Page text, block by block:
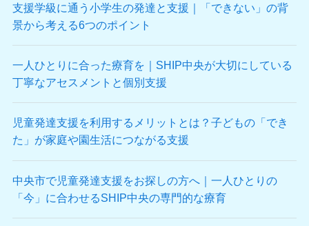
支援学級に通う小学生の発達と支援｜「できない」の背
景から考える6つのポイント
一人ひとりに合った療育を｜SHIP中央が大切にしている
丁寧なアセスメントと個別支援
児童発達支援を利用するメリットとは？子どもの「でき
た」が家庭や園生活につながる支援
中央市で児童発達支援をお探しの方へ｜一人ひとりの
「今」に合わせるSHIP中央の専門的な療育